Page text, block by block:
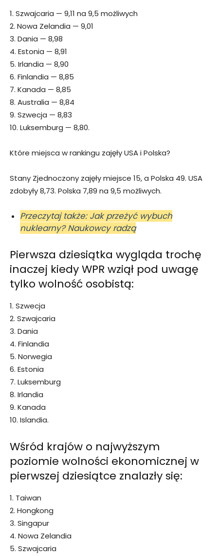
1. Szwajcaria — 9,11 na 9,5 możliwych
2. Nowa Zelandia — 9,01
3. Dania — 8,98
4. Estonia — 8,91
5. Irlandia — 8,90
6. Finlandia — 8,85
7. Kanada — 8,85
8. Australia — 8,84
9. Szwecja — 8,83
10. Luksemburg — 8,80.
Które miejsca w rankingu zajęły USA i Polska?
Stany Zjednoczony zajęły miejsce 15, a Polska 49. USA
zdobyły 8,73. Polska 7,89 na 9,5 możliwych.
Przeczytaj także: Jak przeżyć wybuch
nuklearny? Naukowcy radzą
Pierwsza dziesiątka wygląda trochę
inaczej kiedy WPR wziął pod uwagę
tylko wolność osobistą:
1. Szwecja
2. Szwajcaria
3. Dania
4. Finlandia
5. Norwegia
6. Estonia
7. Luksemburg
8. Irlandia
9. Kanada
10. Islandia.
Wśród krajów o najwyższym
poziomie wolności ekonomicznej w
pierwszej dziesiątce znalazły się:
1. Taiwan
2. Hongkong
3. Singapur
4. Nowa Zelandia
5. Szwajcaria